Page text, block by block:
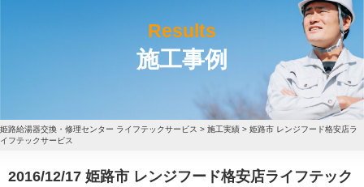
Results
施工事例
姫路給湯器交換・修理センター ライフテックサービス > 施工実績 > 姫路市 レンジフード格安店ラ
イフテックサービス
2016/12/17 姫路市 レンジフード格安店ライフテック